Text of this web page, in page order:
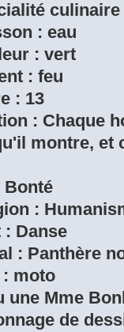
: eau
: vert
: feu
: 13
: Chaque
montre, et
Bonté
:
Danse
: Panthère
moto
une Mme
de